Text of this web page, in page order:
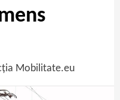
Mobilitate.eu